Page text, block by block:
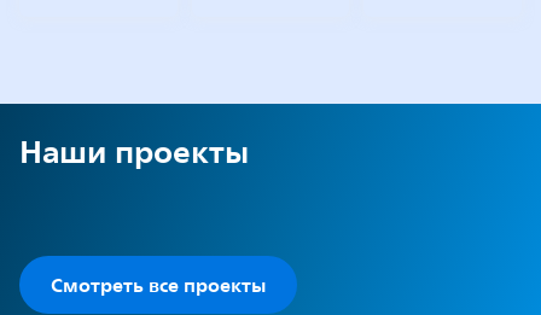
Наши проекты
Смотреть все проекты